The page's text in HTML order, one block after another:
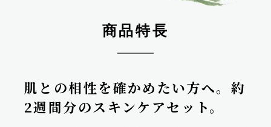
商品特長
肌との相性を確かめたい方へ。約
2週間分のスキンケアセット。